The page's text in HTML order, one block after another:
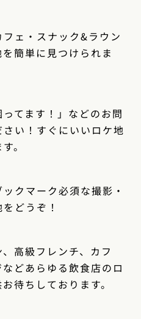
ェ・スナック&ラウン
簡単に見つけられま
てます！」などのお問
い！すぐにいいロケ地
。
クマーク必須な撮影・
どうぞ！
高級フレンチ、カフ
どあらゆる飲食店のロ
待ちしております。